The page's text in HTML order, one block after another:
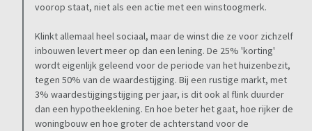
voorop staat, niet als een actie met een winstoogmerk.
Klinkt allemaal heel sociaal, maar de winst die ze voor zichzelf
inbouwen levert meer op dan een lening. De 25% 'korting'
wordt eigenlijk geleend voor de periode van het huizenbezit,
tegen 50% van de waardestijging. Bij een rustige markt, met
3% waardestijgingstijging per jaar, is dit ook al flink duurder
dan een hypotheeklening. En hoe beter het gaat, hoe rijker de
woningbouw en hoe groter de achterstand voor de